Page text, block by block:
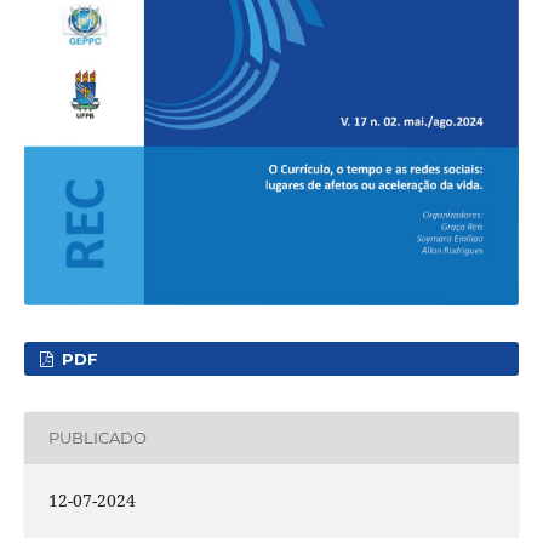
PDF
PUBLICADO
12-07-2024